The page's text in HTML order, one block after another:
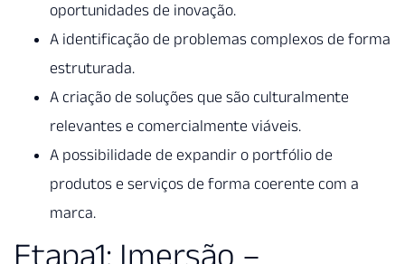
oportunidades de inovação.
A identificação de problemas complexos de forma
estruturada.
A criação de soluções que são culturalmente
relevantes e comercialmente viáveis.
A possibilidade de expandir o portfólio de
produtos e serviços de forma coerente com a
marca.
Etapa1: Imersão –